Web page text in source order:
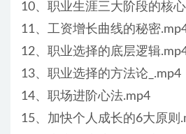
10、职业生涯三大阶段的核
11、工资增长曲线的秘密
12、职业选择的底层逻辑
13、职业选择的方法论_.mp4
14、职场进阶心法.mp4
15、加快个人成长的6大原则